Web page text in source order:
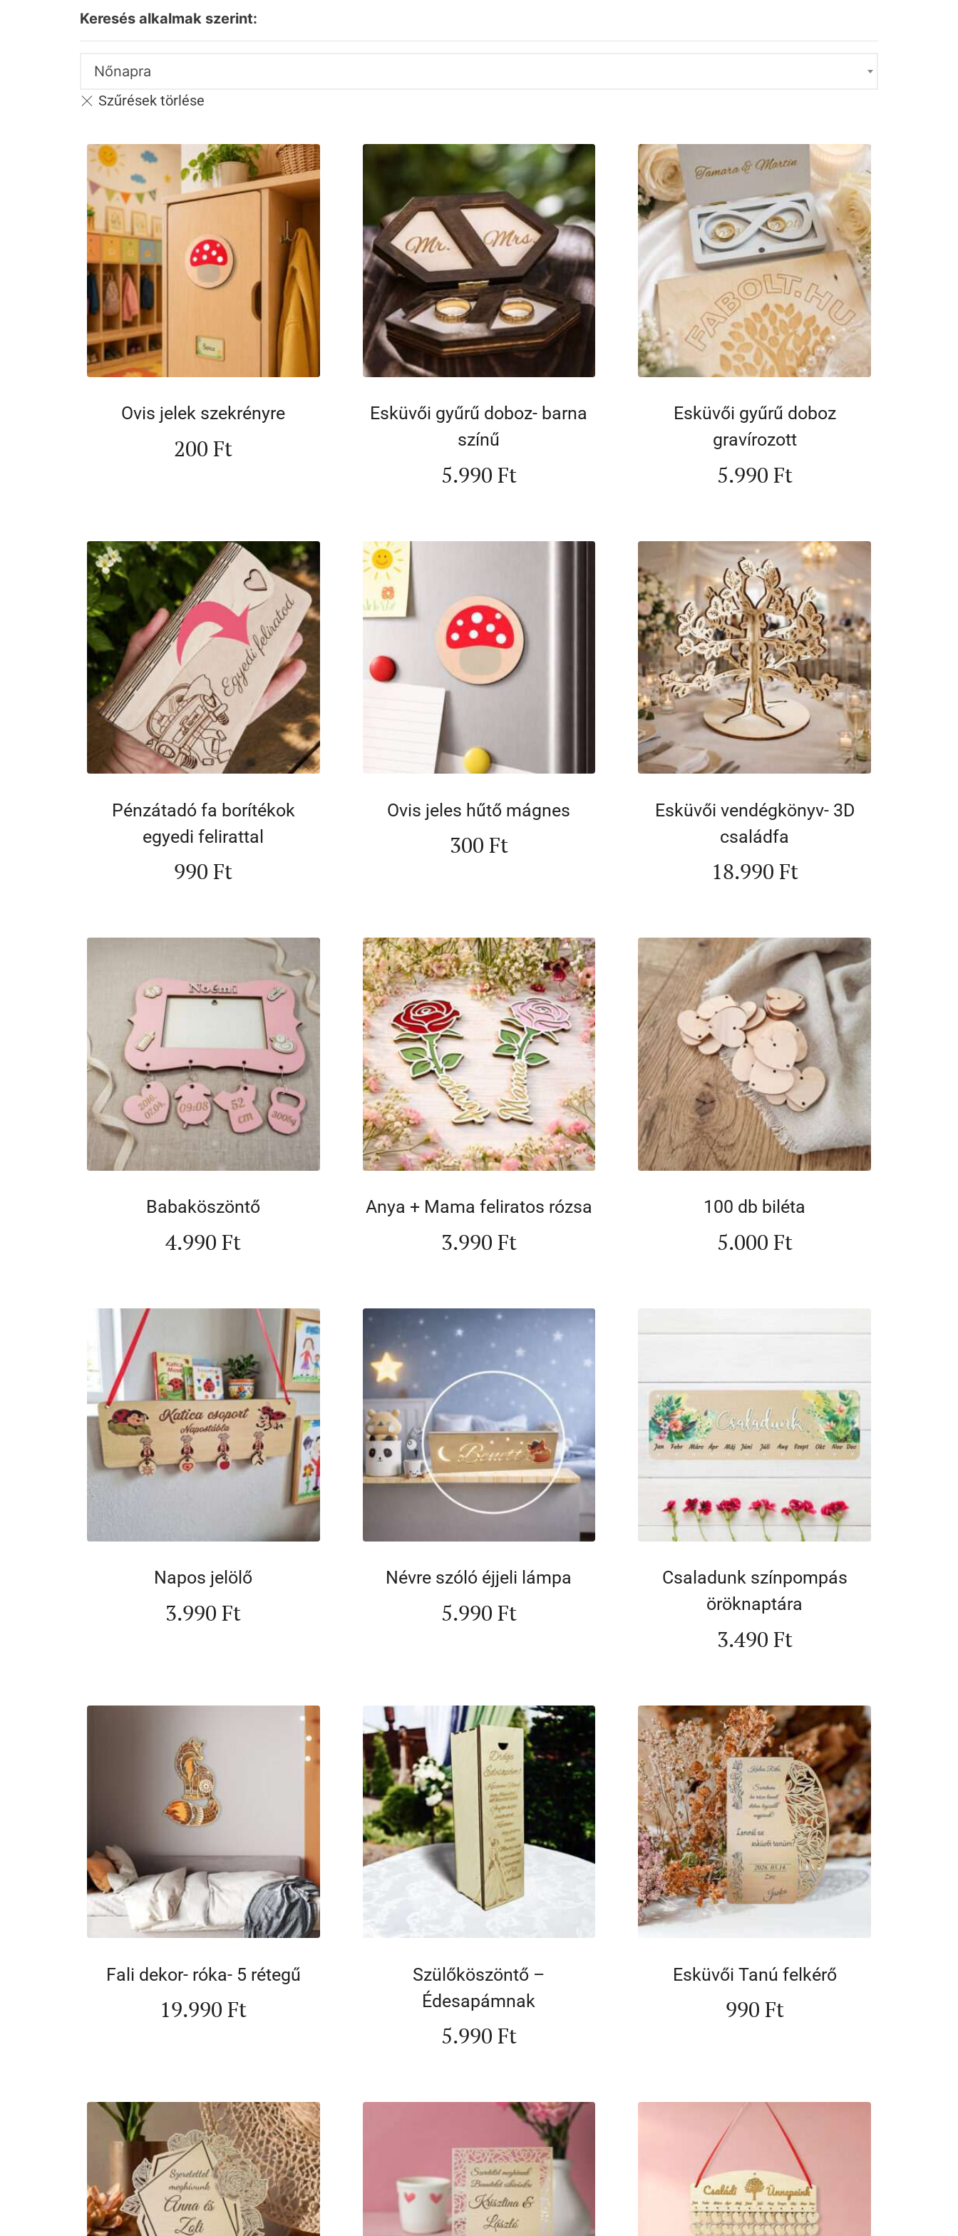
Keresés alkalmak szerint:
Nőnapra
Ovis jelek szekrényre
200Ft
Esküvői gyűrű doboz- barna
színű
5.990 Ft
Esküvői gyűrű doboz
gravírozott
5.990 Ft
Pénzátadó fa borítékok
egyedi felirattal
990Ft
Ovis jeles hűtő mágnes
300 Ft
Esküvői vendégkönyv- 3D
családfa
18.990 Ft
Babaköszöntő
4.990Ft
Anya + Mama feliratos rózsa
3.990 Ft
100 db biléta
5.000 Ft
Napos jelölő
3.990Ft
Névre szóló éjjeli lámpa
5.990 Ft
Csaladunk színpompás
öröknaptára
3.490 Ft
Fali dekor- róka- 5 rétegű
19.990Ft
Szülőköszöntő –
Édesapámnak
5.990 Ft
Esküvői Tanú felkérő
990 Ft